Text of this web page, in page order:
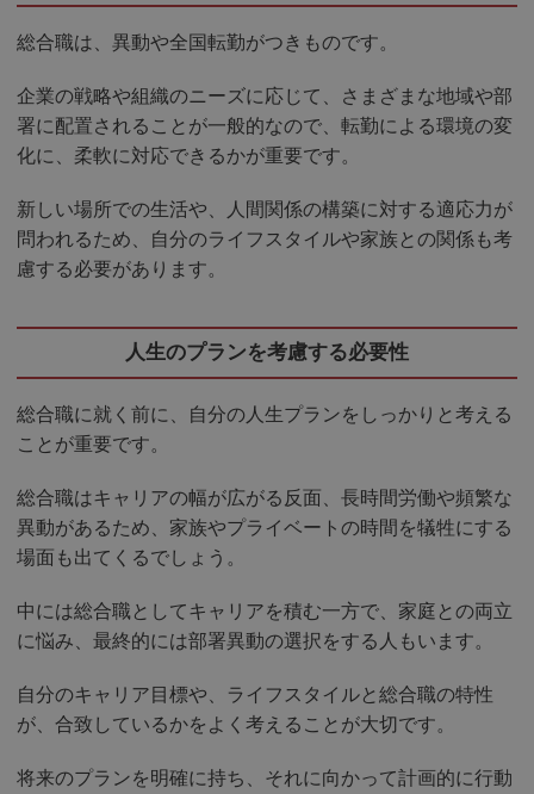
総合職は、異動や全国転勤がつきものです。
企業の戦略や組織のニーズに応じて、さまざまな地域や部
署に配置されることが一般的なので、転勤による環境の変
化に、柔軟に対応できるかが重要です。
新しい場所での生活や、人間関係の構築に対する適応力が
問われるため、自分のライフスタイルや家族との関係も考
慮する必要があります。
人生のプランを考慮する必要性
総合職に就く前に、自分の人生プランをしっかりと考える
ことが重要です。
総合職はキャリアの幅が広がる反面、長時間労働や頻繁な
異動があるため、家族やプライベートの時間を犠牲にする
場面も出てくるでしょう。
中には総合職としてキャリアを積む一方で、家庭との両立
に悩み、最終的には部署異動の選択をする人もいます。
自分のキャリア目標や、ライフスタイルと総合職の特性
が、合致しているかをよく考えることが大切です。
将来のプランを明確に持ち、それに向かって計画的に行動